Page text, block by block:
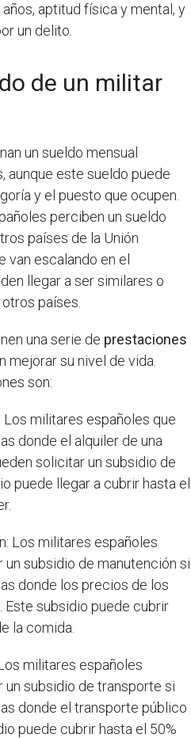
aptitud física y mental, y
un delito.
de un militar
un sueldo mensual
aunque este sueldo puede
y el puesto que ocupen.
perciben un sueldo
países de la Unión
van escalando en el
llegar a ser similares o
países.
una serie de prestaciones
mejorar su nivel de vida.
son:
militares españoles que
donde el alquiler de una
solicitar un subsidio de
puede llegar a cubrir hasta el
Los militares españoles
subsidio de manutención si
donde los precios de los
Este subsidio puede cubrir
la comida.
militares españoles
subsidio de transporte si
donde el transporte público
puede cubrir hasta el 50%